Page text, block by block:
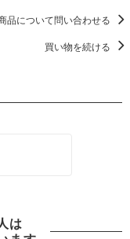
品について問い合わせる
買い物を続ける
は